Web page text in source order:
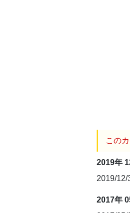
この
2019年
2019/12/
2017年